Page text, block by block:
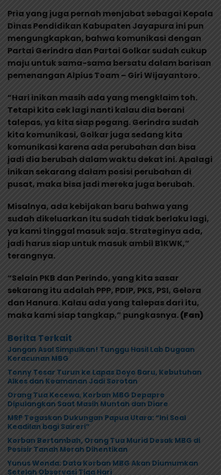
Pria yang juga pernah menjabat sebagai Kepala
Dinas Pendidikan Kabupaten Jayapura ini pun
mengungkapkan, bahwa komunikasi dengan
Partai Gerindra dan Partai Golkar sudah cukup
maju untuk sama-sama bersatu dalam barisan
pemenangan Alpius Toam – Giri Wijayantoro.
“Hari inikan masih ada yang mengklaim toh.
Tetapi kita cek lagi nanti kalau dia berani
talepas, ya kita siap pegang. Gerindra sudah
kita komunikasi, Golkar juga sedang kita
komunikasi karena ada perubahan dan bisa
jadi dia berubah dalam waktu dekat ini. Apalagi
inikan sekarang dalam posisi perubahan di
pusat, maka bisa jadi mereka juga berubah.
Misalnya, ada kebijakan baru bahwa yang
sudah dikeluarkan itu sudah tidak berlaku lagi,
ya kami tinggal masuk saja. Strateginya ada,
jadi harus siap untuk masuk ambil B1KWK,”
terangnya.
“Selain PKB dan Perindo, yang kita sasar
sekarang itu adalah PPP, PDIP, PKS, PSI, Gelora
dan Hanura. Kalau ada yang talepas dari itu,
maka kami siap tangkap,” pungkasnya.(Fan)
Berita Terkait
Jangan Asal Simpulkan! Tunggu Hasil Lab Dugaan
Keracunan MBG
Tonny Tesar Turun ke Lapas Doyo Baru, Kebutuhan
Alkes dan Keamanan Jadi Sorotan
Orang Tua Kecewa, Korban MBG Depapre
Dipulangkan Saat Masih Muntah dan Diare
MRP Tegaskan Dukungan Papua Utara: “Ini Soal
Keadilan bagi Saireri”
Korban Bertambah, Orang Tua Murid Desak MBG di
Pesisir Tanah Merah Dihentikan
Yunus Wonda: Data Korban MBG Akan Diumumkan
Setelah Observasi Tiga Hari